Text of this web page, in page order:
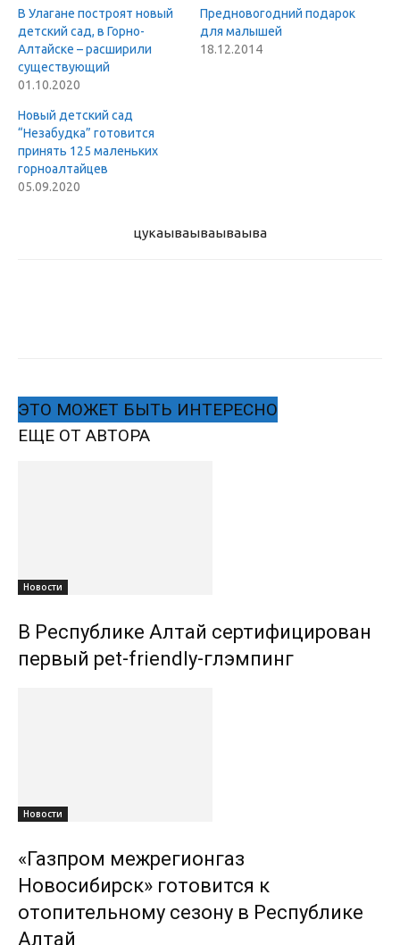
В Улагане построят новый
детский сад, в Горно-
Алтайске – расширили
существующий
01.10.2020
Предновогодний подарок
для малышей
18.12.2014
Новый детский сад
“Незабудка” готовится
принять 125 маленьких
горноалтайцев
05.09.2020
цукаываываываыва
ЭТО МОЖЕТ БЫТЬ ИНТЕРЕСНО
ЕЩЕ ОТ АВТОРА
Новости
В Республике Алтай сертифицирован
первый pet-friendly-глэмпинг
Новости
«Газпром межрегионгаз
Новосибирск» готовится к
отопительному сезону в Республике
Алтай